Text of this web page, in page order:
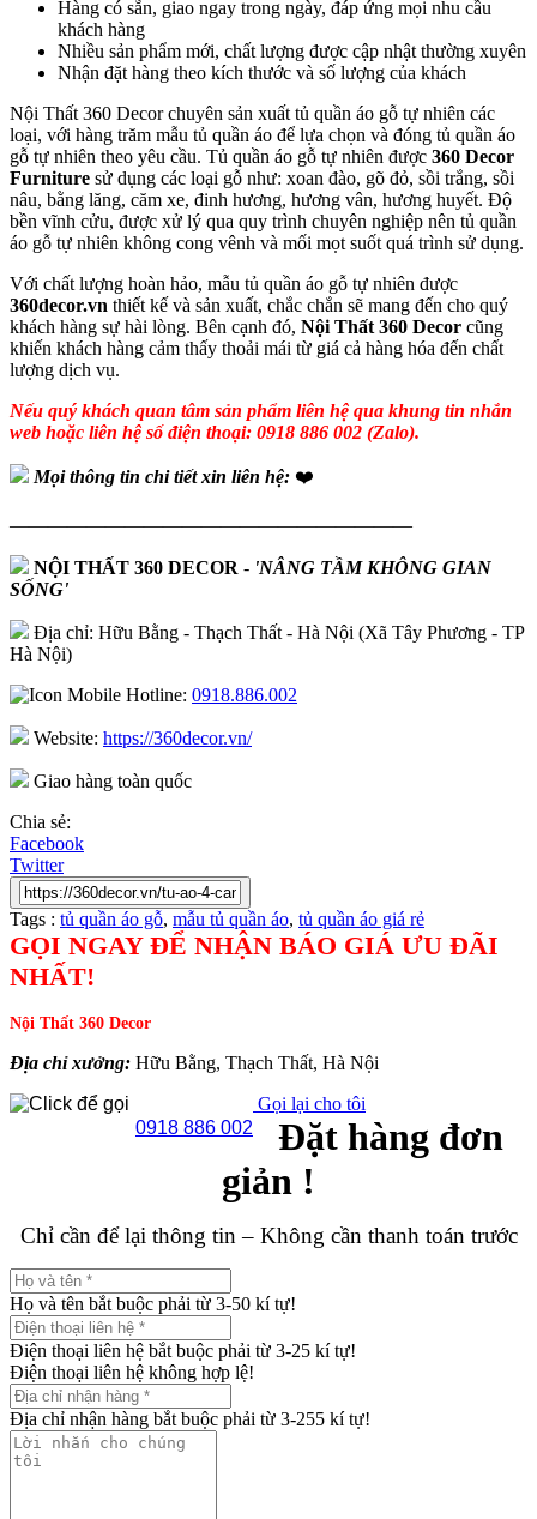
Hàng có sẵn, giao ngay trong ngày, đáp ứng mọi nhu cầu
khách hàng
Nhiều sản phẩm mới, chất lượng được cập nhật thường xuyên
Nhận đặt hàng theo kích thước và số lượng của khách
Nội Thất 360 Decor chuyên sản xuất tủ quần áo gỗ tự nhiên các
loại, với hàng trăm mẫu tủ quần áo để lựa chọn và đóng tủ quần áo
gỗ tự nhiên theo yêu cầu. Tủ quần áo gỗ tự nhiên được 360 Decor
Furniture sử dụng các loại gỗ như: xoan đào, gõ đỏ, sồi trắng, sồi
nâu, bằng lăng, căm xe, đinh hương, hương vân, hương huyết. Độ
bền vĩnh cửu, được xử lý qua quy trình chuyên nghiệp nên tủ quần
áo gỗ tự nhiên không cong vênh và mối mọt suốt quá trình sử dụng.
Với chất lượng hoàn hảo, mẫu tủ quần áo gỗ tự nhiên được
360decor.vn thiết kế và sản xuất, chắc chắn sẽ mang đến cho quý
khách hàng sự hài lòng. Bên cạnh đó, Nội Thất 360 Decor cũng
khiến khách hàng cảm thấy thoải mái từ giá cả hàng hóa đến chất
lượng dịch vụ.
Nếu quý khách quan tâm sản phẩm liên hệ qua khung tin nhắn
web hoặc liên hệ số điện thoại: 0918 886 002 (Zalo).
Mọi thông tin chi tiết xin liên hệ: ❤️
—————————————————————
NỘI THẤT 360 DECOR - 'NÂNG TẦM KHÔNG GIAN
SỐNG'
Địa chỉ: Hữu Bằng - Thạch Thất - Hà Nội (Xã Tây Phương - TP
Hà Nội)
Hotline: 0918.886.002
Website: https://360decor.vn/
Giao hàng toàn quốc
Chia sẻ:
Facebook
Twitter
Tags : tủ quần áo gỗ, mẫu tủ quần áo, tủ quần áo giá rẻ
GỌI NGAY ĐỂ NHẬN BÁO GIÁ ƯU ĐÃI
NHẤT!
Nội Thất 360 Decor
Địa chỉ xưởng: Hữu Bằng, Thạch Thất, Hà Nội
0918 886 002
Gọi lại cho tôi
Đặt hàng đơn
giản !
Chỉ cần để lại thông tin – Không cần thanh toán trước
Họ và tên bắt buộc phải từ 3-50 kí tự!
Điện thoại liên hệ bắt buộc phải từ 3-25 kí tự!
Điện thoại liên hệ không hợp lệ!
Địa chỉ nhận hàng bắt buộc phải từ 3-255 kí tự!